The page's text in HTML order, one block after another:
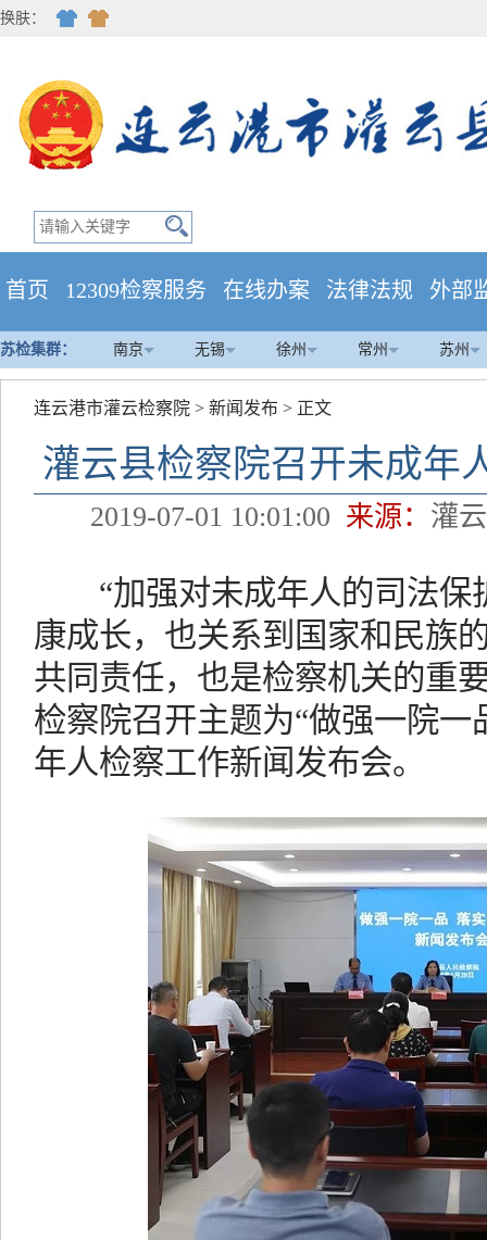
换肤：
首页 12309检察服务 在线办案 法律法规 外部
苏检集群： 南京 无锡 徐州 常州 苏州
连云港市灌云检察院 > 新闻发布 > 正文
灌云县检察院召开未成年
2019-07-01 10:01:00 来源： 灌
“加强对未成年人的司法保
康成长，也关系到国家和民族
共同责任，也是检察机关的重
检察院召开主题为“做强一院
年人检察工作新闻发布会。